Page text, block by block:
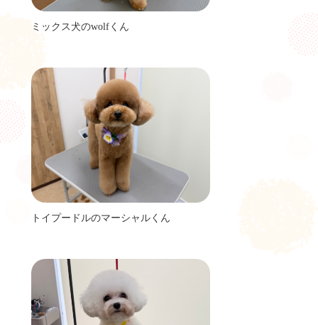
ミックス犬のwolfくん
トイプードルのマーシャルくん